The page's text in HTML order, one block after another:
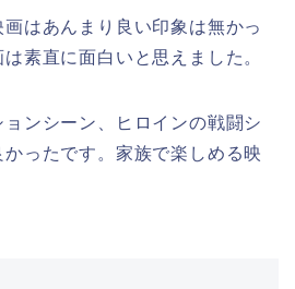
はあんまり良い印象は無かっ
素直に面白いと思えました。
ンシーン、ヒロインの戦闘シ
ったです。家族で楽しめる映